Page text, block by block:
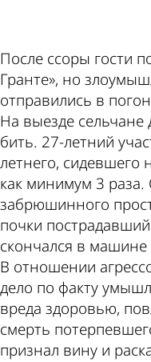
После ссоры гости
Гранте», но
отправились в
На выезде
бить. 27-летний
летнего, сидевшего
как минимум 3
забрюшинного
почки
скончался в
В отношении
дело по факту
вреда здоровью,
смерть
признал вину и